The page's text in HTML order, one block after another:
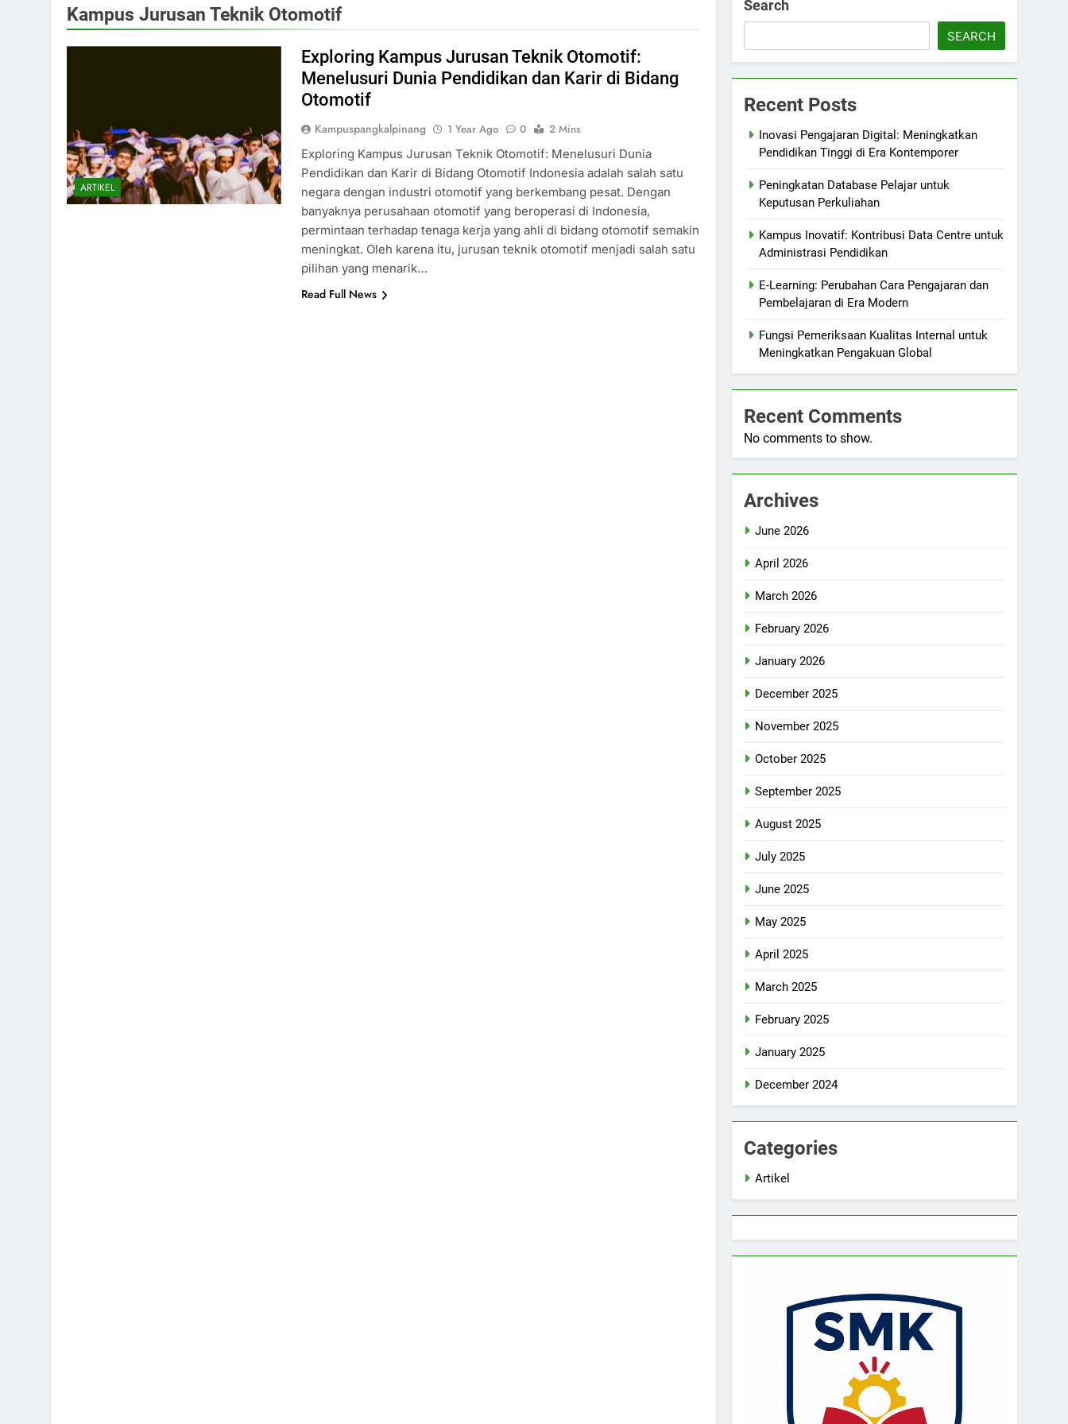
Kampus Jurusan Teknik Otomotif
ARTIKEL
Exploring Kampus Jurusan Teknik Otomotif:
Menelusuri Dunia Pendidikan dan Karir di Bidang
Otomotif
Kampuspangkalpinang 1 Year Ago 0
2 Mins
Exploring Kampus Jurusan Teknik Otomotif: Menelusuri Dunia
Pendidikan dan Karir di Bidang Otomotif Indonesia adalah salah satu
negara dengan industri otomotif yang berkembang pesat. Dengan
banyaknya perusahaan otomotif yang beroperasi di Indonesia,
permintaan terhadap tenaga kerja yang ahli di bidang otomotif semakin
meningkat. Oleh karena itu, jurusan teknik otomotif menjadi salah satu
pilihan yang menarik…
Read Full News
Search
SEARCH
Recent Posts
Inovasi Pengajaran Digital: Meningkatkan
Pendidikan Tinggi di Era Kontemporer
Peningkatan Database Pelajar untuk
Keputusan Perkuliahan
Kampus Inovatif: Kontribusi Data Centre untuk
Administrasi Pendidikan
E-Learning: Perubahan Cara Pengajaran dan
Pembelajaran di Era Modern
Fungsi Pemeriksaan Kualitas Internal untuk
Meningkatkan Pengakuan Global
Recent Comments
No comments to show.
Archives
June 2026
April 2026
March 2026
February 2026
January 2026
December 2025
November 2025
October 2025
September 2025
August 2025
July 2025
June 2025
May 2025
April 2025
March 2025
February 2025
January 2025
December 2024
Categories
Artikel